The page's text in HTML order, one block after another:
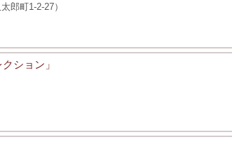
郎町1-2-27）
ション」